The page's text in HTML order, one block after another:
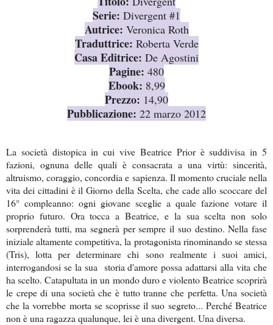
Serie: Divergent #1
Autrice: Veronica Roth
Traduttrice: Roberta Verde
Casa Editrice: De Agostini
Pagine: 480
Ebook: 8,99
Prezzo: 14,90
Pubblicazione: 22 marzo 2012
La società distopica in cui vive Beatrice Prior è suddivisa in 5
fazioni, ognuna delle quali è consacrata a una virtù: sincerità,
altruismo, coraggio, concordia e sapienza. Il momento cruciale nella
vita dei cittadini è il Giorno della Scelta, che cade allo scoccare del
16° compleanno: ogni giovane sceglie a quale fazione votare il
proprio futuro. Ora tocca a Beatrice, e la sua scelta non solo
sorprenderà tutti, ma segnerà per sempre il suo destino. Nella fase
iniziale altamente competitiva, la protagonista rinominando se stessa
(Tris), lotta per determinare chi sono realmente i suoi amici,
interrogandosi se la sua storia d'amore possa adattarsi alla vita che
ha scelto. Catapultata in un mondo duro e violento Beatrice scoprirà
le crepe di una società che è tutto tranne che perfetta. Una società
che la vorrebbe morta se scoprisse il suo segreto... Perché Beatrice
non è una ragazza qualunque, lei è una divergent. Una diversa.